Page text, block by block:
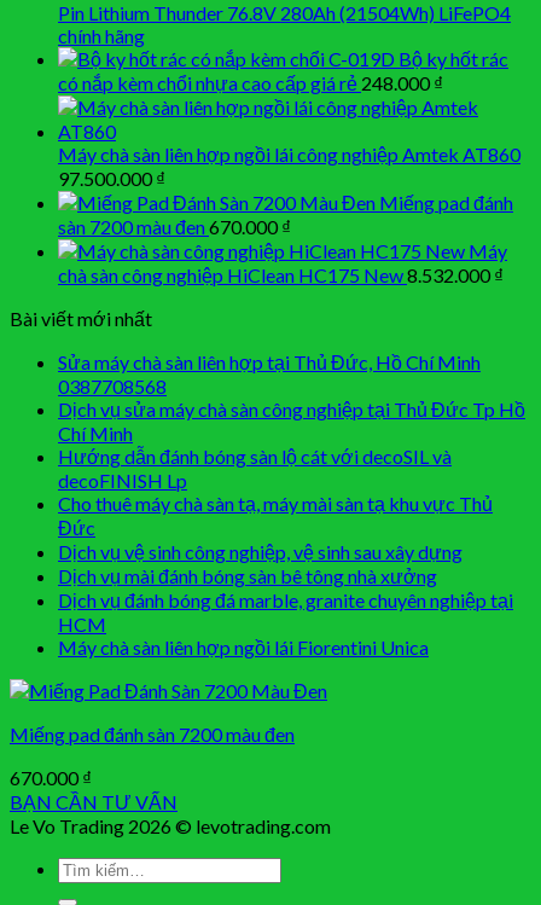
Pin Lithium Thunder 76.8V 280Ah (21504Wh) LiFePO4
chính hãng
Bộ ky hốt rác
có nắp kèm chổi nhựa cao cấp giá rẻ 248.000₫
Máy chà sàn liên hợp ngồi lái công nghiệp Amtek AT860
97.500.000₫
Miếng pad đánh
sàn 7200 màu đen670.000₫
Máy
chà sàn công nghiệp HiClean HC175 New8.532.000₫
Bài viết mới nhất
Sửa máy chà sàn liên hợp tại Thủ Đức, Hồ Chí Minh
0387708568
Dịch vụ sửa máy chà sàn công nghiệp tại Thủ Đức Tp Hồ
Chí Minh
Hướng dẫn đánh bóng sàn lộ cát với decoSIL và
decoFINISH Lp
Cho thuê máy chà sàn tạ, máy mài sàn tạ khu vực Thủ
Đức
Dịch vụ vệ sinh công nghiệp, vệ sinh sau xây dựng
Dịch vụ mài đánh bóng sàn bê tông nhà xưởng
Dịch vụ đánh bóng đá marble, granite chuyên nghiệp tại
HCM
Máy chà sàn liên hợp ngồi lái Fiorentini Unica
Miếng pad đánh sàn 7200 màu đen
670.000₫
BẠN CẦN TƯ VẤN
Le Vo Trading 2026 © levotrading.com
Tìm
kiếm: